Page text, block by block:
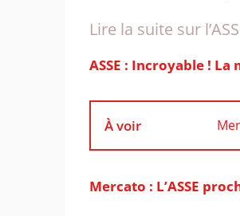
Lire la suite sur
ASSE : Incroyable !
À voir
Mercato : L’ASSE